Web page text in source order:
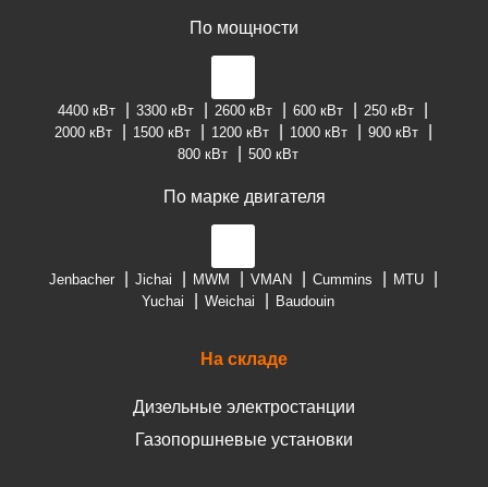
По мощности
4400 кВт 3300 кВт 2600 кВт 600 кВт
250 кВт
2000 кВт
1500 кВт 1200 кВт 1000 кВт
900 кВт
800 кВт
500 кВт
По марке двигателя
Jenbacher Jichai MWM VMAN Cummins
MTU
Yuchai
Weichai Baudouin
На складе
Дизельные электростанции
Газопоршневые установки